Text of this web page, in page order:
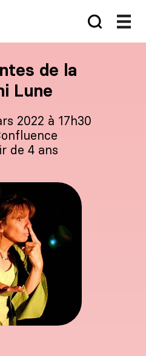
de la
Lune
2022 à 17h30
de 4 ans